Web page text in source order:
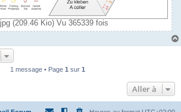
(209.46 Kio) Vu 365339 fois
1 message • Page 1 sur 1
Aller à